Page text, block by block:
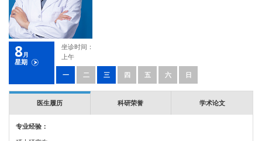
8月
星期
一
二 三 四 五 六 日
坐诊时间：
上午
医生履历 科研荣誉 学术论文
专业经验：